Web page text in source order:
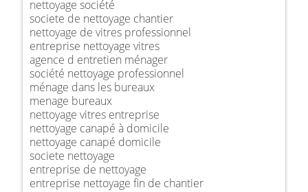
nettoyage société
societe de nettoyage chantier
nettoyage de vitres professionnel
entreprise nettoyage vitres
agence d entretien ménager
société nettoyage professionnel
ménage dans les bureaux
menage bureaux
nettoyage vitres entreprise
nettoyage canapé à domicile
nettoyage canapé domicile
societe nettoyage
entreprise de nettoyage
entreprise nettoyage fin de chantier